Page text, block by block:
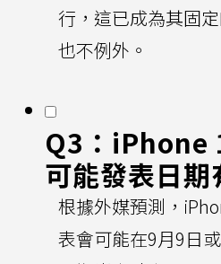
行，這已成為其固
也不例外。
Q3：iPhone
可能發表日期
根據外媒預測，
表會可能在9月9日